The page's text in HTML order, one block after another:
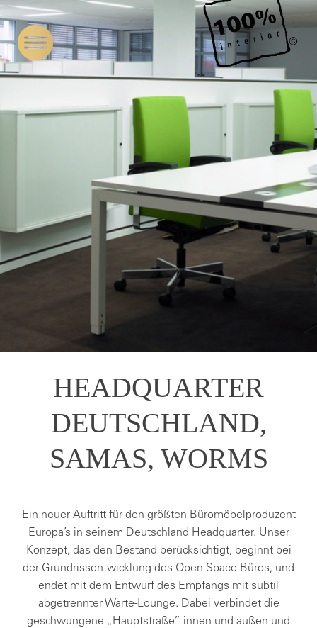
HEADQUARTER
DEUTSCHLAND,
SAMAS, WORMS
Ein neuer Auftritt für den größten Büromöbelproduzent
Europa’s in seinem Deutschland Headquarter. Unser
Konzept, das den Bestand berücksichtigt, beginnt bei
der Grundrissentwicklung des Open Space Büros, und
endet mit dem Entwurf des Empfangs mit subtil
abgetrennter Warte-Lounge. Dabei verbindet die
geschwungene „Hauptstraße” innen und außen und